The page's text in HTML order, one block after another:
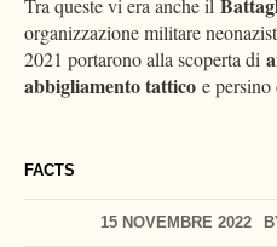
FACTS
15 NOVEMBRE 2022
Tra queste vi era anche il
organizzazione militare
2021 portarono alla scoperta di
abbigliamento tattico e